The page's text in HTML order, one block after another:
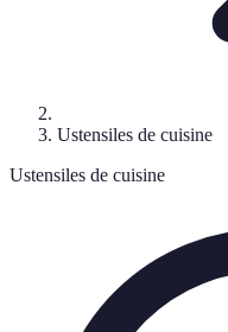
Ustensiles de cuisine
Ustensiles de cuisine